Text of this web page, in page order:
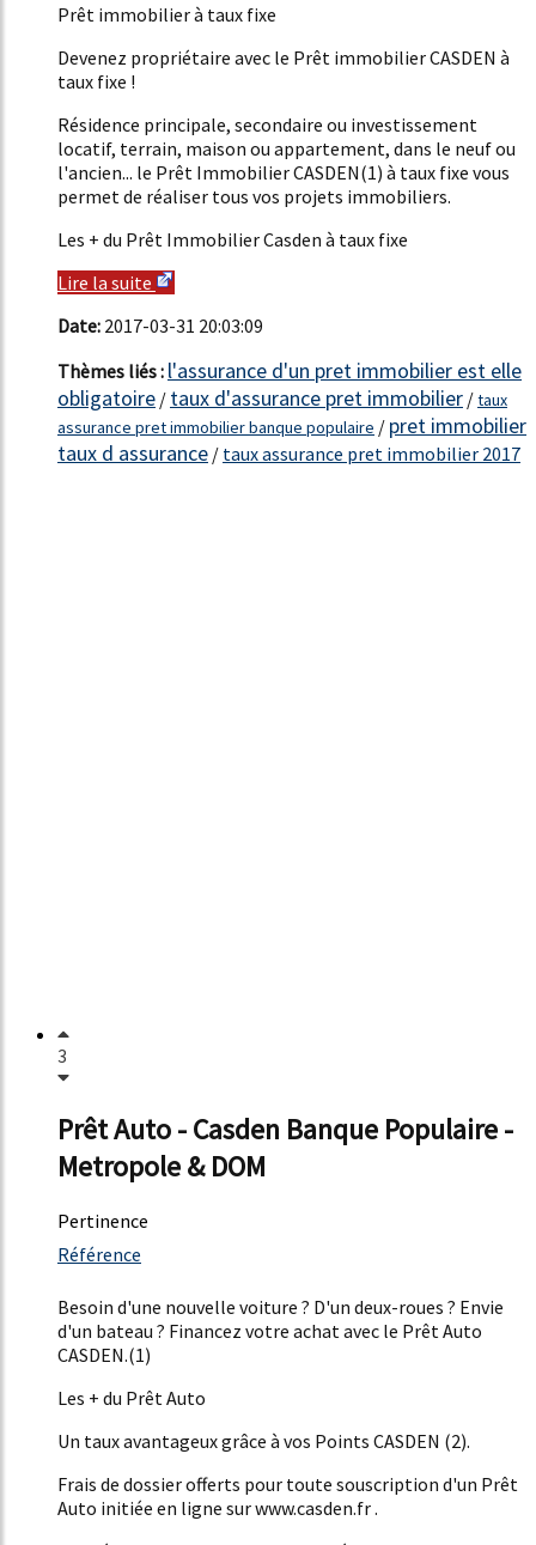
Prêt immobilier à taux fixe
Devenez propriétaire avec le Prêt immobilier CASDEN à
taux fixe !
Résidence principale, secondaire ou investissement
locatif, terrain, maison ou appartement, dans le neuf ou
l'ancien... le Prêt Immobilier CASDEN(1) à taux fixe vous
permet de réaliser tous vos projets immobiliers.
Les + du Prêt Immobilier Casden à taux fixe
Lire la suite
Date: 2017-03-31 20:03:09
Thèmes liés : l'assurance d'un pret immobilier est elle
obligatoire / taux d'assurance pret immobilier /taux
assurance pret immobilier banque populaire / pret immobilier
taux d assurance / taux assurance pret immobilier 2017
3
Prêt Auto - Casden Banque Populaire -
Metropole & DOM
Pertinence
2633%
Référence
Besoin d'une nouvelle voiture ? D'un deux-roues ? Envie
d'un bateau ? Financez votre achat avec le Prêt Auto
CASDEN.(1)
Les + du Prêt Auto
Un taux avantageux grâce à vos Points CASDEN (2).
Frais de dossier offerts pour toute souscription d'un Prêt
Auto initiée en ligne sur www.casden.fr .